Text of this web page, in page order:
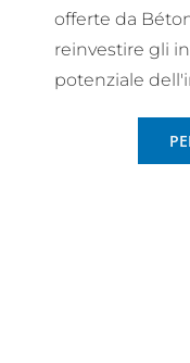
offerte da
reinvestire gli
potenziale